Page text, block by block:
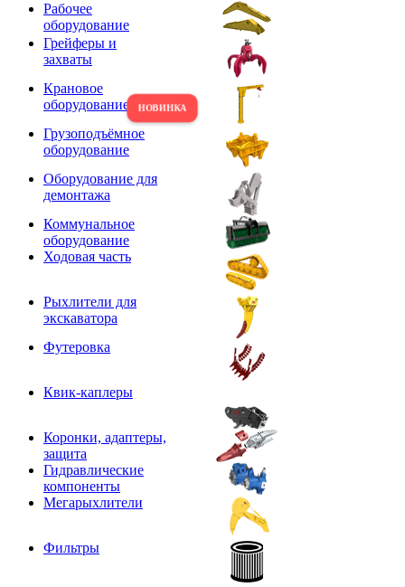
Рабочее
оборудование
Грейферы и
захваты
Крановое
оборудование
Грузоподъёмное
оборудование
Оборудование для
демонтажа
Коммунальное
оборудование
Ходовая часть
Рыхлители для
экскаватора
Футеровка
Квик-каплеры
Коронки, адаптеры,
защита
Гидравлические
компоненты
Мегарыхлители
Фильтры